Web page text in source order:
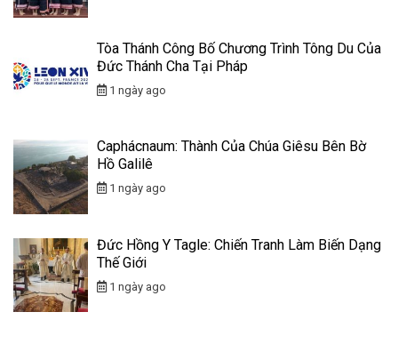
Tòa Thánh Công Bố Chương Trình Tông Du Của
Đức Thánh Cha Tại Pháp
1 ngày ago
Caphácnaum: Thành Của Chúa Giêsu Bên Bờ
Hồ Galilê
1 ngày ago
Đức Hồng Y Tagle: Chiến Tranh Làm Biến Dạng
Thế Giới
1 ngày ago